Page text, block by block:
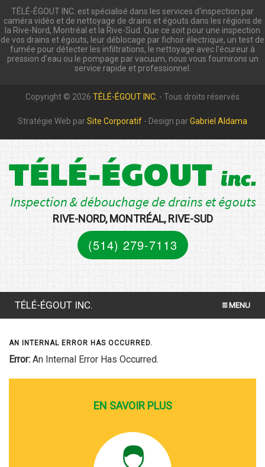
TÉLÉ-ÉGOUT INC. est spécialisé dans les services d'inspection par
caméra vidéo et de nettoyage de drains et égouts dans les régions de
la Rive-Nord, Montréal et la Rive-Sud. Que ce soit pour une inspection
de vos drains et égouts, leur déblocage par fichoir électrique, un test de
fumée pour détecter les infiltrations, le nettoyage avec l'écureur à
pression d'eau ou le pompage par vacuum, nous vous fournirons un
service rapide et professionnel.
Copyright © 2026 TÉLÉ-ÉGOUT INC. - Tous droits réservés
Stratégie Web parSite Corporatif - Design parGabriel Aldama
RIVE-NORD, MONTRÉAL, RIVE-SUD
(514) 279-7113
TÉLÉ-ÉGOUT INC. MENU
DÉBOUCHAGE AU FICHOIR
AN INTERNAL ERROR HAS OCCURRED.
Error: An Internal Error Has Occurred.
EN SAVOIR PLUS